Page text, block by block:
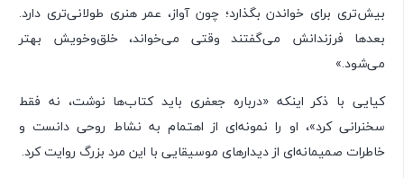
بیش‌تری برای خواندن بگذارد؛ چون آواز، عمر هنری طولانی‌تری دارد.
بعدها فرزندانش می‌گفتند وقتی می‌خواند، خلق‌وخویش بهتر
می‌شود.»
کیایی با ذکر اینکه «درباره جعفری باید کتاب‌ها نوشت، نه فقط
سخنرانی کرد»، او را نمونه‌ای از اهتمام به نشاط روحی دانست و
خاطرات صمیمانه‌ای از دیدارهای موسیقایی با این مرد بزرگ روایت کرد.